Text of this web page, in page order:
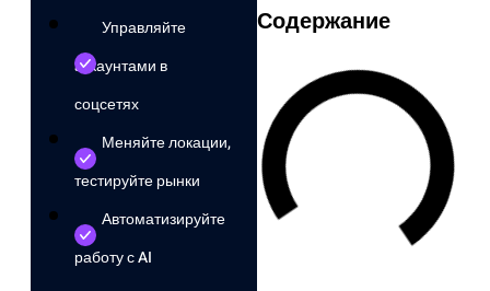
Управляйте
аккаунтами в
соцсетях
Меняйте локации,
тестируйте рынки
Автоматизируйте
работу с AI
Содержание